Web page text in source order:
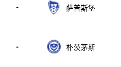
- 萨普斯堡
- 朴茨茅斯